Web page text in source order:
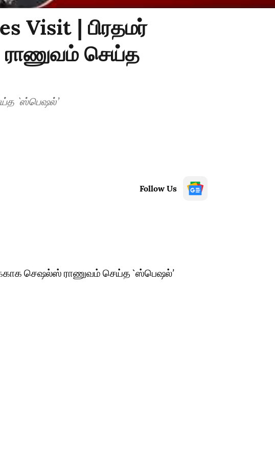
Visit | பிரதமர்
செய்த
`ஸ்பெஷல்’
Follow Us
செஷல்ஸ் ராணுவம் செய்த `ஸ்பெஷல்’